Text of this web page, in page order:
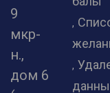
9
мкр-
н.,
дом 6